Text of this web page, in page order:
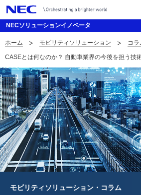
NECソリューションイノベータ
ナ
ゲ
ー
シ
ョ
ン
サ
ト
内
の
現
在
位
置
ホーム モビリティソリューション コラ
CASEとは何なのか？ 自動車業界の今後を担う技
モビリティソリューション・コラム